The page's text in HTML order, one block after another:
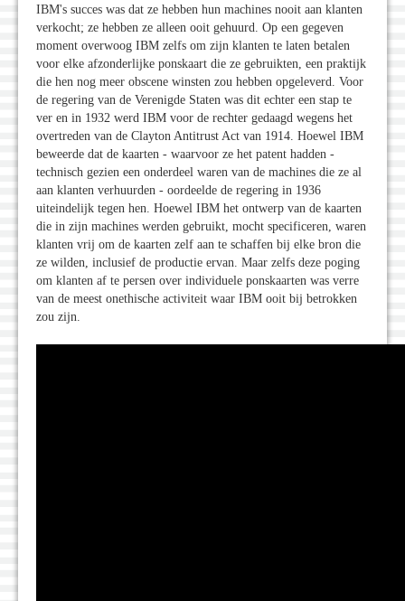
IBM's succes was dat ze hebben hun machines nooit aan klanten
verkocht; ze hebben ze alleen ooit gehuurd. Op een gegeven
moment overwoog IBM zelfs om zijn klanten te laten betalen
voor elke afzonderlijke ponskaart die ze gebruikten, een praktijk
die hen nog meer obscene winsten zou hebben opgeleverd. Voor
de regering van de Verenigde Staten was dit echter een stap te
ver en in 1932 werd IBM voor de rechter gedaagd wegens het
overtreden van de Clayton Antitrust Act van 1914. Hoewel IBM
beweerde dat de kaarten - waarvoor ze het patent hadden -
technisch gezien een onderdeel waren van de machines die ze al
aan klanten verhuurden - oordeelde de regering in 1936
uiteindelijk tegen hen. Hoewel IBM het ontwerp van de kaarten
die in zijn machines werden gebruikt, mocht specificeren, waren
klanten vrij om de kaarten zelf aan te schaffen bij elke bron die
ze wilden, inclusief de productie ervan. Maar zelfs deze poging
om klanten af te persen over individuele ponskaarten was verre
van de meest onethische activiteit waar IBM ooit bij betrokken
zou zijn.